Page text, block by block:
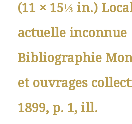
(11 × 15⅓ in.)
actuelle inconnue
Bibliographie
et ouvrages
1899, p. 1, ill.